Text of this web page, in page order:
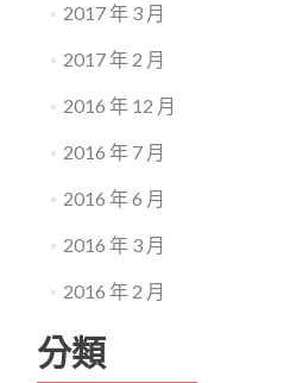
2017 年 3 月
2017 年 2 月
2016 年 12 月
2016 年 7 月
2016 年 6 月
2016 年 3 月
2016 年 2 月
分類